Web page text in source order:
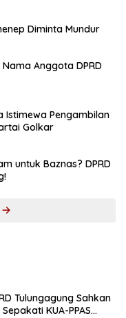
Diminta Mundur
Anggota DPRD
Istimewa Pengambilan
Golkar
untuk Baznas? DPRD
Tulungagung Sahkan
KUA-PPAS